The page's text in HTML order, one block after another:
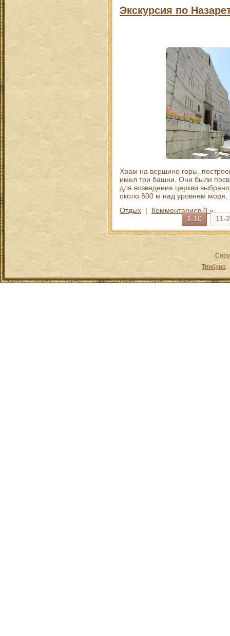
Экскурсия по
Храм на вершине горы,
имел три башни. Они были
для возведения церкви
около 600 м над уровнем моря,
Отдых | Комментариев 0 »
1-10
11-
Трибуна